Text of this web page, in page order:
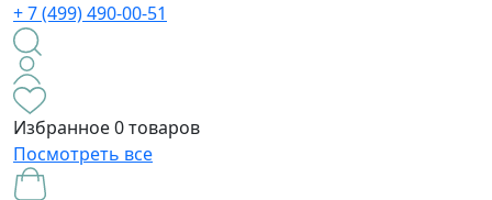
+ 7 (499) 490-00-51
Избранное0 товаров
Посмотреть все